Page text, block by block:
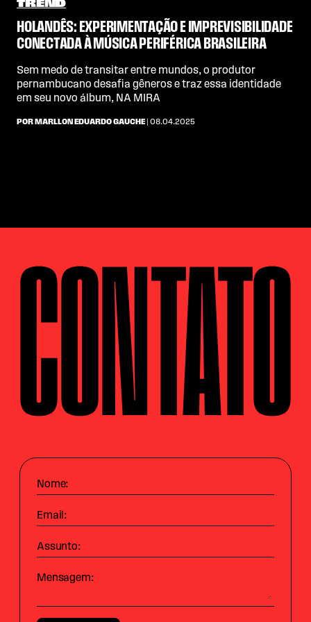
TREND
HOLANDÊS: EXPERIMENTAÇÃO E IMPREVISIBILIDADE
CONECTADA À MÚSICA PERIFÉRICA BRASILEIRA
Sem medo de transitar entre mundos, o produtor
pernambucano desafia gêneros e traz essa identidade
em seu novo álbum, NA MIRA
POR MARLLON EDUARDO GAUCHE | 08.04.2025
CONTATO
Nome:
Email:
Assunto:
Mensagem: